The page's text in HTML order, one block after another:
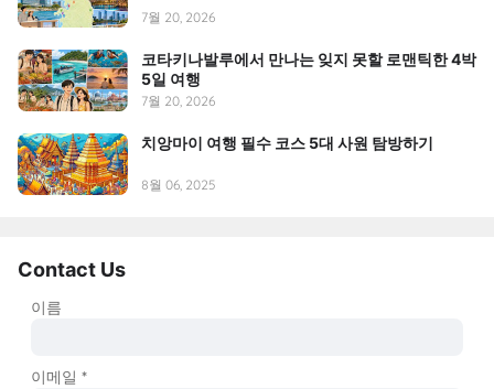
7월 20, 2026
코타키나발루에서 만나는 잊지 못할 로맨틱한 4박
5일 여행
7월 20, 2026
치앙마이 여행 필수 코스 5대 사원 탐방하기
8월 06, 2025
Contact Us
이름
이메일*